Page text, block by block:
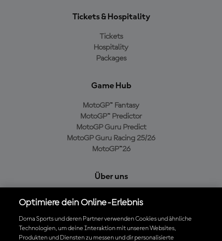
Tickets & Hospitality
Tickets
Hospitality
Packages
Game Hub
MotoGP™ Fantasy
MotoGP™ Predictor
MotoGP Guru Predict
MotoGP Guru Racing 25/26
MotoGP™26
Über uns
Cookie-Richtlinien
Geschäftsbedingungen
Datenschutzrichtlinien
Optimiere dein Online-Erlebnis
Dorna Sports und deren Partner verwenden Cookies und ähnliche
Technologien, um deine Interaktion mit unseren Websites,
Produkten und Diensten zu messen und dir personalisierte